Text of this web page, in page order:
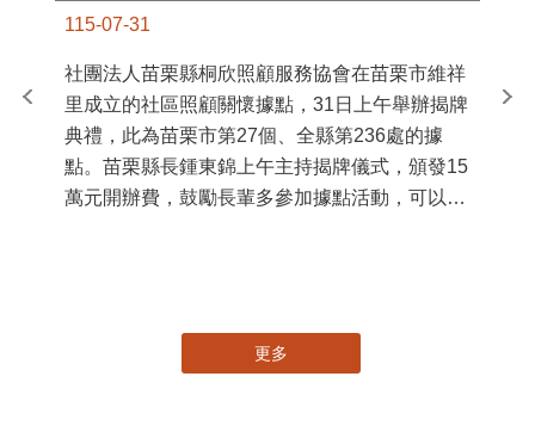
115-07-31
社團法人苗栗縣桐欣照顧服務協會在苗栗市維祥
里成立的社區照顧關懷據點，31日上午舉辦揭牌
典禮，此為苗栗市第27個、全縣第236處的據
點。苗栗縣長鍾東錦上午主持揭牌儀式，頒發15
萬元開辦費，鼓勵長輩多參加據點活動，可以更
更多